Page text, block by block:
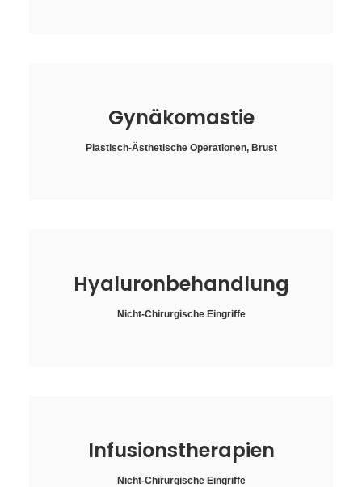
Gynäkomastie
Plastisch-Ästhetische Operationen, Brust
Hyaluronbehandlung
Nicht-Chirurgische Eingriffe
Infusionstherapien
Nicht-Chirurgische Eingriffe